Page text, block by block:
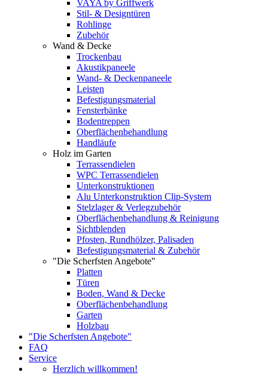
VAYA by Griffwerk
Stil- & Designtüren
Rohlinge
Zubehör
Wand & Decke
Trockenbau
Akustikpaneele
Wand- & Deckenpaneele
Leisten
Befestigungsmaterial
Fensterbänke
Bodentreppen
Oberflächenbehandlung
Handläufe
Holz im Garten
Terrassendielen
WPC Terrassendielen
Unterkonstruktionen
Alu Unterkonstruktion Clip-System
Stelzlager & Verlegzubehör
Oberflächenbehandlung & Reinigung
Sichtblenden
Pfosten, Rundhölzer, Palisaden
Befestigungsmaterial & Zubehör
"Die Scherfsten Angebote"
Platten
Türen
Boden, Wand & Decke
Oberflächenbehandlung
Garten
Holzbau
"Die Scherfsten Angebote"
FAQ
Service
Herzlich willkommen!